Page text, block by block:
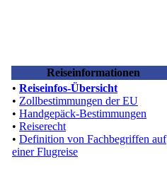
Reiseinformationen
• Reiseinfos-Übersicht
• Zollbestimmungen der EU
• Handgepäck-Bestimmungen
• Reiserecht
• Definition von Fachbegriffen auf
einer Flugreise